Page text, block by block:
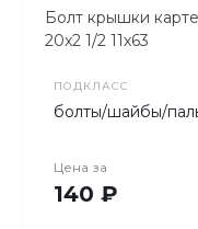
Болт крышки
20x2 1/2 11х63
ПОДКЛАСС
болты/шайбы/
Цена за
140 ₽